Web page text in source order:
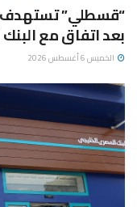
بعد اتفاق مع
الخميس 6 أغسطس 2026